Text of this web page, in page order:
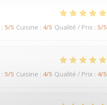
: 5/5 Cuisine : 4/5 Qualité / Prix : 5/5
: 5/5 Cuisine : 4/5 Qualité / Prix : 4/5